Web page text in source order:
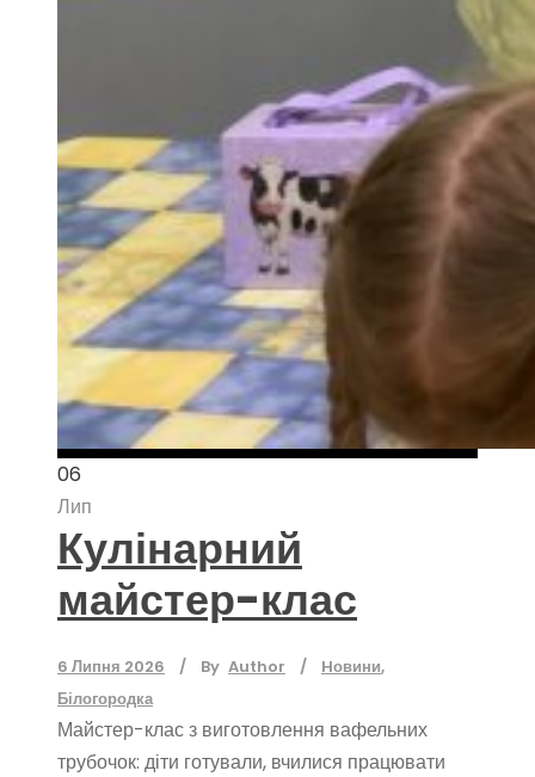
06
Лип
Кулінарний
майстер-клас
6 Липня 2026 By Author Hовини,
Білогородка
Майстер-клас з виготовлення вафельних
трубочок: діти готували, вчилися працювати